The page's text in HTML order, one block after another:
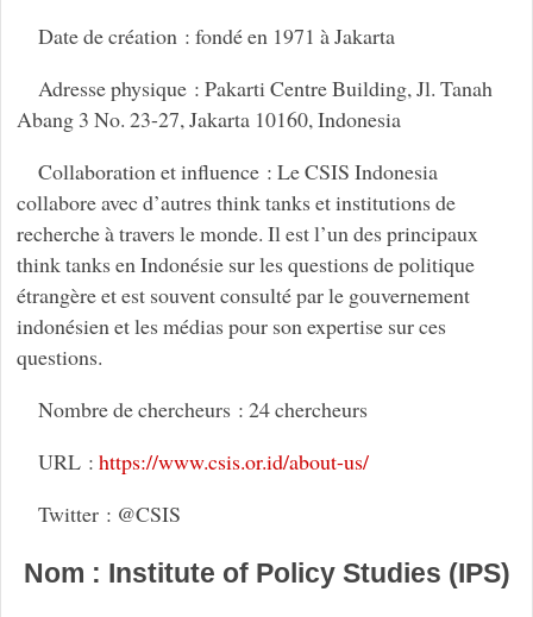
Date de création : fondé en 1971 à Jakarta
Adresse physique : Pakarti Centre Building, Jl. Tanah
Abang 3 No. 23-27, Jakarta 10160, Indonesia
Collaboration et influence : Le CSIS Indonesia
collabore avec d’autres think tanks et institutions de
recherche à travers le monde. Il est l’un des principaux
think tanks en Indonésie sur les questions de politique
étrangère et est souvent consulté par le gouvernement
indonésien et les médias pour son expertise sur ces
questions.
Nombre de chercheurs : 24 chercheurs
URL : https://www.csis.or.id/about-us/
Twitter : @CSIS
Nom : Institute of Policy Studies (IPS)